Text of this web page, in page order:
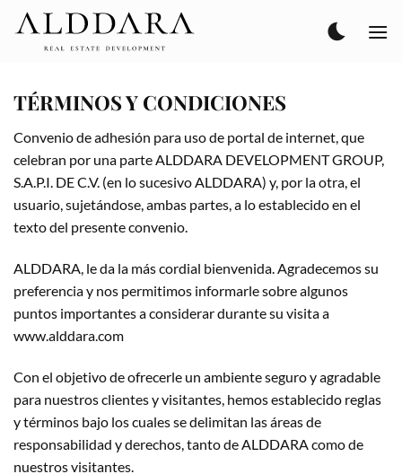
Saltar
contenido
TÉRMINOS Y CONDICIONES
Convenio de adhesión para uso de portal de internet, que
celebran por una parte ALDDARA DEVELOPMENT GROUP,
S.A.P.I. DE C.V. (en lo sucesivo ALDDARA) y, por la otra, el
usuario, sujetándose, ambas partes, a lo establecido en el
texto del presente convenio.
ALDDARA, le da la más cordial bienvenida. Agradecemos su
preferencia y nos permitimos informarle sobre algunos
puntos importantes a considerar durante su visita a
www.alddara.com
Con el objetivo de ofrecerle un ambiente seguro y agradable
para nuestros clientes y visitantes, hemos establecido reglas
y términos bajo los cuales se delimitan las áreas de
responsabilidad y derechos, tanto de ALDDARA como de
nuestros visitantes.